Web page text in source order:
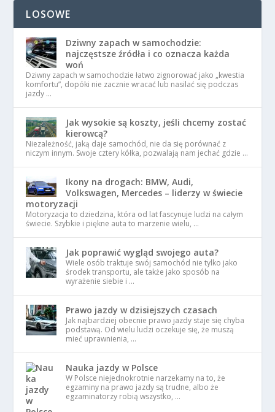
LOSOWE
Dziwny zapach w samochodzie:
najczęstsze źródła i co oznacza każda
woń
Dziwny zapach w samochodzie łatwo zignorować jako „kwestia
komfortu”, dopóki nie zacznie wracać lub nasilać się podczas
jazdy …
Jak wysokie są koszty, jeśli chcemy zostać
kierowcą?
Niezależność, jaką daje samochód, nie da się porównać z
niczym innym. Swoje cztery kółka, pozwalają nam jechać gdzie …
Ikony na drogach: BMW, Audi,
Volkswagen, Mercedes – liderzy w świecie
motoryzacji
Motoryzacja to dziedzina, która od lat fascynuje ludzi na całym
świecie. Szybkie i piękne auta to marzenie wielu, …
Jak poprawić wygląd swojego auta?
Wiele osób traktuje swój samochód nie tylko jako
środek transportu, ale także jako sposób na
wyrażenie siebie i …
Prawo jazdy w dzisiejszych czasach
Jak najbardziej obecnie prawo jazdy staje się chyba
podstawą. Od wielu ludzi oczekuje się, że muszą
mieć uprawnienia, …
Nauka jazdy w Polsce
W Polsce niejednokrotnie narzekamy na to, że
egzaminy na prawo jazdy są trudne, albo że
egzaminatorzy robią wszystko, …